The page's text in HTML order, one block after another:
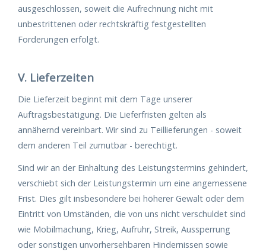
ausgeschlossen, soweit die Aufrechnung nicht mit
unbestrittenen oder rechtskräftig festgestellten
Forderungen erfolgt.
V. Lieferzeiten
Die Lieferzeit beginnt mit dem Tage unserer
Auftragsbestätigung. Die Lieferfristen gelten als
annähernd vereinbart. Wir sind zu Teillieferungen - soweit
dem anderen Teil zumutbar - berechtigt.
Sind wir an der Einhaltung des Leistungstermins gehindert,
verschiebt sich der Leistungstermin um eine angemessene
Frist. Dies gilt insbesondere bei höherer Gewalt oder dem
Eintritt von Umständen, die von uns nicht verschuldet sind
wie Mobilmachung, Krieg, Aufruhr, Streik, Aussperrung
oder sonstigen unvorhersehbaren Hindernissen sowie